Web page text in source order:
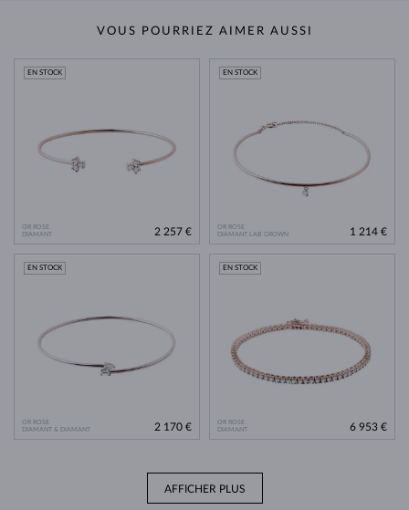
VOUS POURRIEZ AIMER AUSSI
OR ROSE
DIAMANT
EN STOCK
2 257 €
OR ROSE
DIAMANT LAB GROWN
EN STOCK
1 214 €
OR ROSE
DIAMANT & DIAMANT
EN STOCK
2 170 €
OR ROSE
DIAMANT
EN STOCK
6 953 €
AFFICHER PLUS